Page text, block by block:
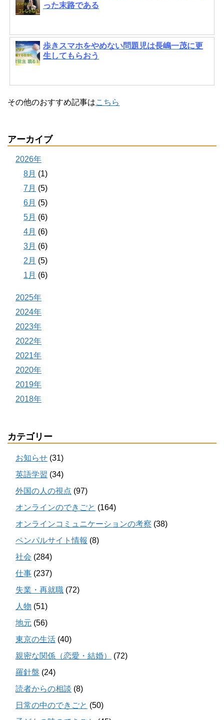
った末路である
歩きスマホをやめない問題児は長嶋一茂に更
生してもらおう
その他のおすすめ記事はこちら
アーカイブ
2026年
8月 (1)
7月 (5)
6月 (5)
5月 (6)
4月 (6)
3月 (6)
2月 (5)
1月 (6)
2025年
2024年
2023年
2022年
2021年
2020年
2019年
2018年
カテゴリー
お知らせ (31)
英語学習 (34)
外国の人の視点 (97)
オンラインのできごと (164)
オンラインコミュニケーションの考察 (38)
ペンパルサイト情報 (8)
社会 (284)
仕事 (237)
失業・再就職 (72)
人物 (51)
地元 (56)
東京の生活 (40)
親密な関係（恋愛・結婚）
(72)
羅針盤 (24)
読者からの相談 (8)
日常の中のできごと (50)